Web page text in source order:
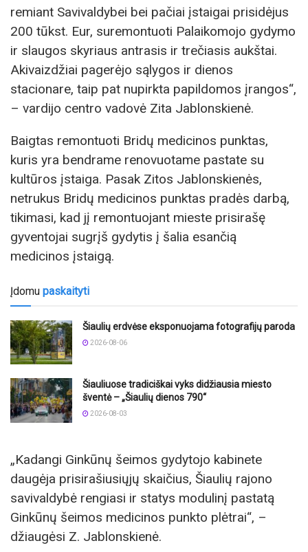
remiant Savivaldybei bei pačiai įstaigai prisidėjus
200 tūkst. Eur, suremontuoti Palaikomojo gydymo
ir slaugos skyriaus antrasis ir trečiasis aukštai.
Akivaizdžiai pagerėjo sąlygos ir dienos
stacionare, taip pat nupirkta papildomos įrangos“,
– vardijo centro vadovė Zita Jablonskienė.
Baigtas remontuoti Bridų medicinos punktas,
kuris yra bendrame renovuotame pastate su
kultūros įstaiga. Pasak Zitos Jablonskienės,
netrukus Bridų medicinos punktas pradės darbą,
tikimasi, kad jį remontuojant mieste prisirašę
gyventojai sugrįš gydytis į šalia esančią
medicinos įstaigą.
Įdomu paskaityti
Šiaulių erdvėse eksponuojama fotografijų paroda
2026-08-06
Šiauliuose tradiciškai vyks didžiausia miesto
šventė – „Šiaulių dienos 790“
2026-08-03
„Kadangi Ginkūnų šeimos gydytojo kabinete
daugėja prisirašiusiųjų skaičius, Šiaulių rajono
savivaldybė rengiasi ir statys modulinį pastatą
Ginkūnų šeimos medicinos punkto plėtrai“, –
džiaugėsi Z. Jablonskienė.